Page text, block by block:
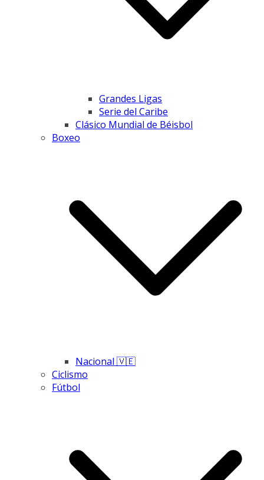
Grandes Ligas
Serie del Caribe
Clásico Mundial de Béisbol
Boxeo
Nacional 🇻🇪
Ciclismo
Fútbol